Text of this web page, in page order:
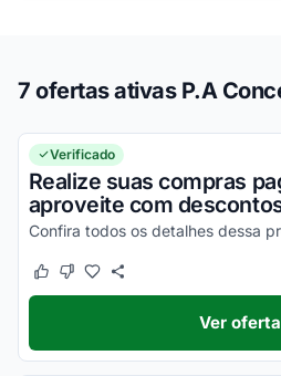
7 ofertas ativas P.A
Verificado
Realize suas compras
aproveite com
Este cupom funcionou
Este cupom não funcionou
Ver oferta